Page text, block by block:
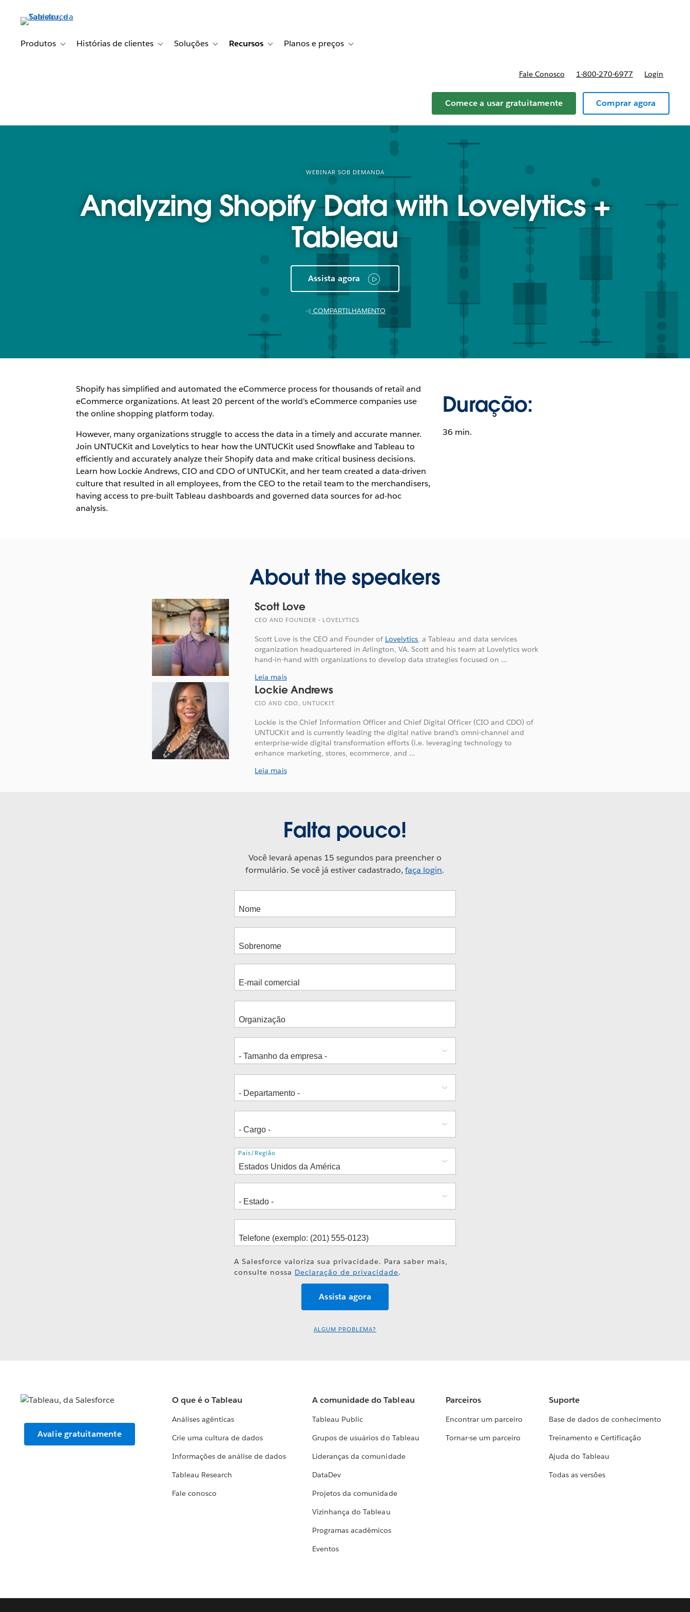
conteúdoProdutos Toggle sub-navigation for Produtos
Histórias de clientes Toggle sub-navigation for Histórias de clientes
Soluções Toggle sub-navigation for Soluções
Recursos Toggle sub-navigation for Recursos
Planos e preços Toggle sub-navigation for Planos e preços
Fale Conosco 1-800-270-6977 Login
Comece a usar gratuitamente Comprar agora
WEBINAR SOB DEMANDA
Analyzing Shopify Data with Lovelytics +
Tableau
Assista agora
COMPARTILHAMENTO
Shopify has simplified and automated the eCommerce process for thousands of retail and
eCommerce organizations. At least 20 percent of the world’s eCommerce companies use
the online shopping platform today.
However, many organizations struggle to access the data in a timely and accurate manner.
Join UNTUCKit and Lovelytics to hear how the UNTUCKit used Snowflake and Tableau to
efficiently and accurately analyze their Shopify data and make critical business decisions.
Learn how Lockie Andrews, CIO and CDO of UNTUCKit, and her team created a data-driven
culture that resulted in all employees, from the CEO to the retail team to the merchandisers,
having access to pre-built Tableau dashboards and governed data sources for ad-hoc
analysis.
Duração:
36 min.
About the speakers
Scott Love
CEO AND FOUNDER - LOVELYTICS
Scott Love is the CEO and Founder of Lovelytics, a Tableau and data services
organization headquartered in Arlington, VA. Scott and his team at Lovelytics work
hand-in-hand with organizations to develop data strategies focused on ...
Leia mais
Lockie Andrews
CIO AND CDO, UNTUCKIT
Lockie is the Chief Information Officer and Chief Digital Officer (CIO and CDO) of
UNTUCKit and is currently leading the digital native brand’s omni-channel and
enterprise-wide digital transformation efforts (i.e. leveraging technology to
enhance marketing, stores, ecommerce, and ...
Leia mais
Falta pouco!
Você levará apenas 15 segundos para preencher o
formulário. Se você já estiver cadastrado,faça login.
Endereço
País/Região
A Salesforce valoriza sua privacidade. Para saber mais,
consulte nossa Declaração de privacidade.
ALGUM PROBLEMA?
Avalie gratuitamente
O que é o Tableau
Análises agênticas
Crie uma cultura de dados
Informações de análise de dados
Tableau Research
Fale conosco
A comunidade do Tableau
Tableau Public
Grupos de usuários do Tableau
Lideranças da comunidade
DataDev
Projetos da comunidade
Vizinhança do Tableau
Programas acadêmicos
Eventos
Parceiros
Encontrar um parceiro
Tornar-se um parceiro
Suporte
Base de dados de conhecimento
Treinamento e Certificação
Ajuda do Tableau
Todas as versões